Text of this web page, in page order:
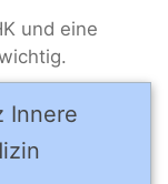
und eine
Innere